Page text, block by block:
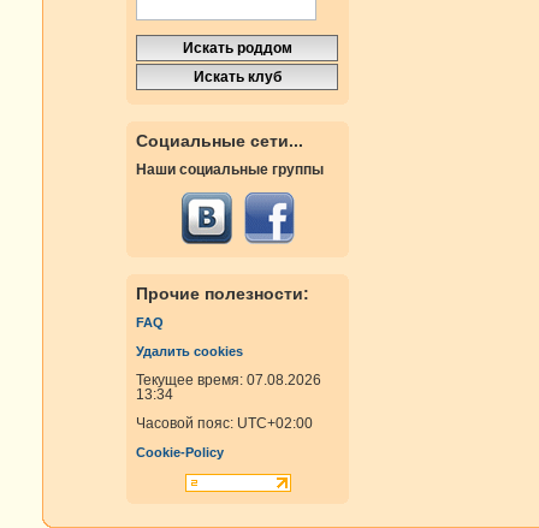
Социальные сети...
Наши социальные группы
Прочие полезности:
FAQ
Удалить cookies
Текущее время: 07.08.2026
13:34
Часовой пояс: UTC+02:00
Cookie-Policy